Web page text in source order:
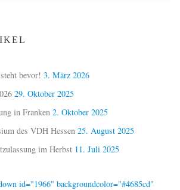
bevor! 3. März 2026
29. Oktober 2025
in Franken 2. Oktober 2025
des VDH Hessen 25. August 2025
im Herbst 11. Juli 2025
id="1966" backgroundcolor="#4685cd"